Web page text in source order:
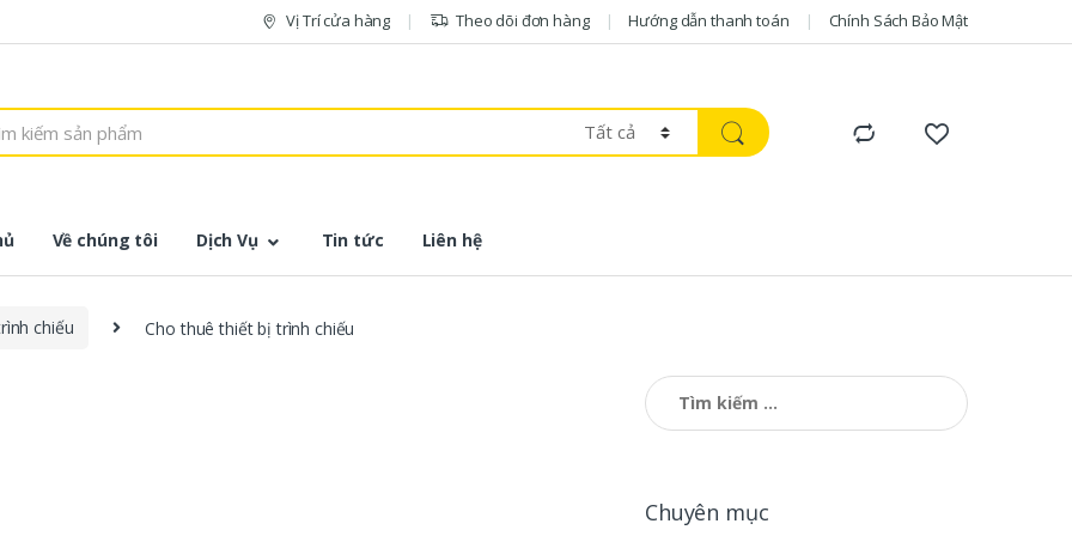
Vị Trí cửa hàng Theo dõi đơn hàng Hướng dẫn thanh toán Chính Sách Bảo Mật
Về chúng tôi Dịch Vụ Tin tức Liên hệ
chiếu Cho thuê thiết bị trình chiếu
Tìm kiếm cho:
Chuyên mục